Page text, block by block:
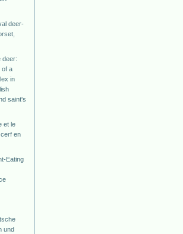
deer-
deer:
of a
in
saint's
et le
en
Eating
und